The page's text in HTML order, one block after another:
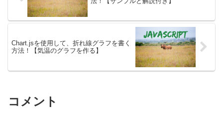
Chart.jsを使用して、折れ線グラフを書く
方法！【気温のグラフを作る】
コメント